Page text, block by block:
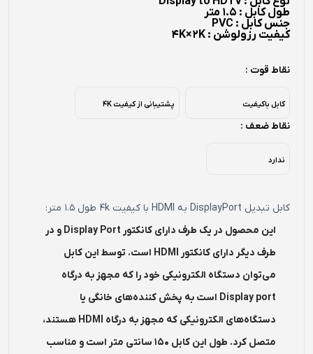
طول کابل : 1.5 متر
جنس کابل : PVC
کیفیت رزولوشن : 4K×2K
نقاط قوت :
کابل باکیفیت پشتیبانی از کیفیت 4K
نقاط ضعف :
ندارد
کابل تبدیل DisplayPort به HDMI با کیفیت 4k طول 1.5 متر:
این محصول در یک‌ طرف دارای کانکتور Display Port و در
طرف دیگر دارای کانکتور HDMI است. توسط این کابل
می‌توان دستگاه الکترونیکی خود را که مجهز به درگاه
Display port است به پخش‌ کننده‌های خانگی یا
دستگاه‌های الکترونیکی‌ که مجهز به درگاه HDMI هستند،
متصل کرد. طول این کابل 150 سانتی‌ متر است و مناسب